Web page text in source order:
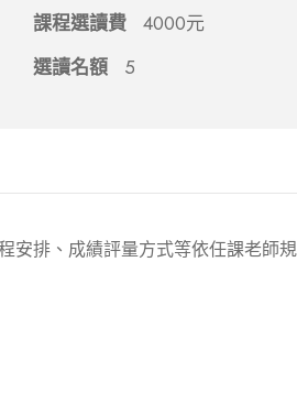
課程選讀費
4000元
選讀名額 5
安排、成績評量方式等依任課老師